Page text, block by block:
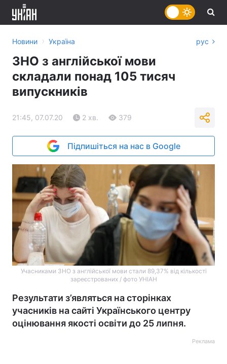
Новини › Україна рус
ЗНО з англійської мови
складали понад 105 тисяч
випускників
21:45, 07.07.20 2 хв. 379
Підпишіться на нас в Google
Учасниками ЗНО з англійської мови стали 89,37% від кількості
зареєстрованих / фото УНІАН
Результати з’являться на сторінках
учасників на сайті Українського центру
оцінювання якості освіти до 25 липня.
Реклама